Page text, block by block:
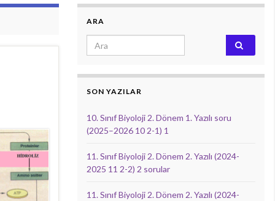
ARA
Search for:
SON YAZILAR
10. Sınıf Biyoloji 2. Dönem 1. Yazılı soru
(2025–2026 10 2-1) 1
11. Sınıf Biyoloji 2. Dönem 2. Yazılı (2024-
2025 11 2-2) 2 sorular
11. Sınıf Biyoloji 2. Dönem 2. Yazılı (2024-